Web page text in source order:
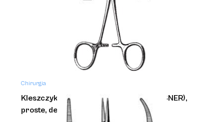
Chirurgia
Kleszczyki KOCHER (ROCHESTER-OCHSNER),
proste, delikatatne